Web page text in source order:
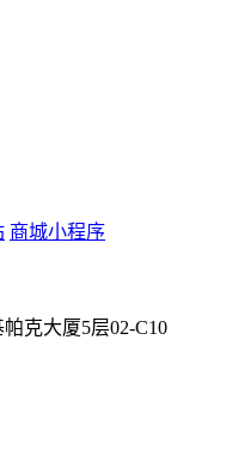
商城小程序
克大厦5层02-C10